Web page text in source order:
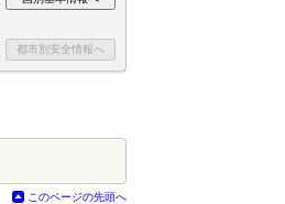
このページの先頭へ